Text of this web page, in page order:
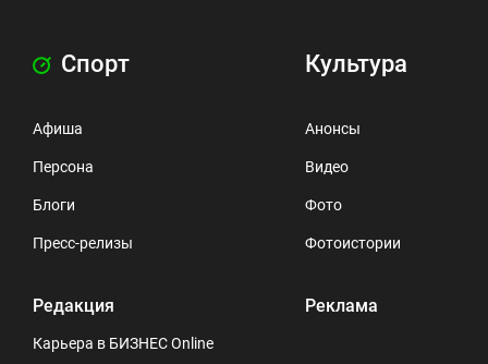
Спорт
Афиша
Персона
Блоги
Пресс-релизы
Редакция
Карьера в БИЗНЕС Online
Культура
Анонсы
Видео
Фото
Фотоистории
Реклама